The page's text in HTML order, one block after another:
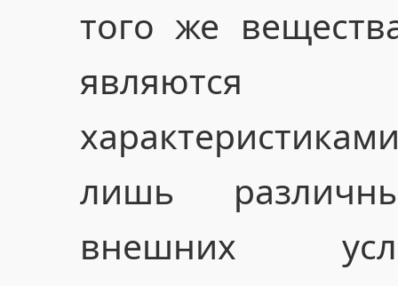
того же
являются
лишь
внешних